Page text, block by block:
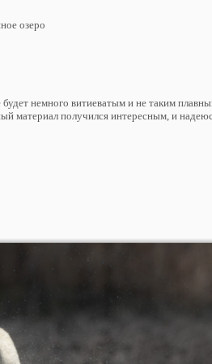
озеро
немного витиеватым и не таким
материал получился интересным, и